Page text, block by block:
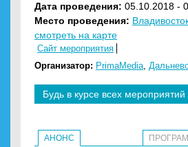
Дата проведения: 05.10.2018 -
Место проведения:
смотреть на карте
Сайт мероприятия
Организатор: PrimaMedia,
Будь в курсе всех
АНОНС